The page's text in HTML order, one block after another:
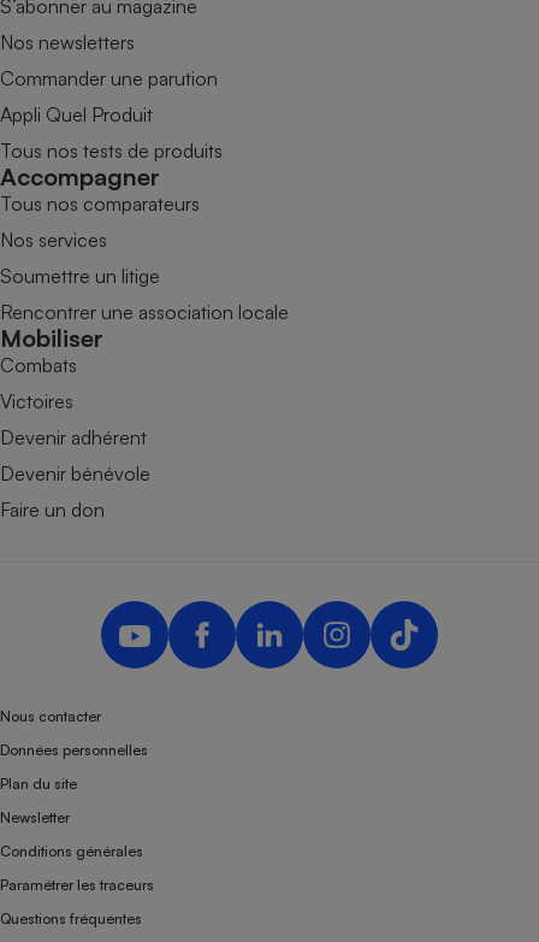
S’abonner au magazine
Nos newsletters
Commander une parution
Appli Quel Produit
Tous nos tests de produits
Accompagner
Tous nos comparateurs
Nos services
Soumettre un litige
Rencontrer une association locale
Mobiliser
Combats
Victoires
Devenir adhérent
Devenir bénévole
Faire un don
Nous contacter
Données personnelles
Plan du site
Newsletter
Conditions générales
Paramétrer les traceurs
Questions fréquentes